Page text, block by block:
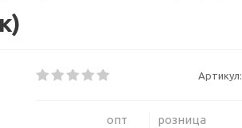
Артикул:
опт розница